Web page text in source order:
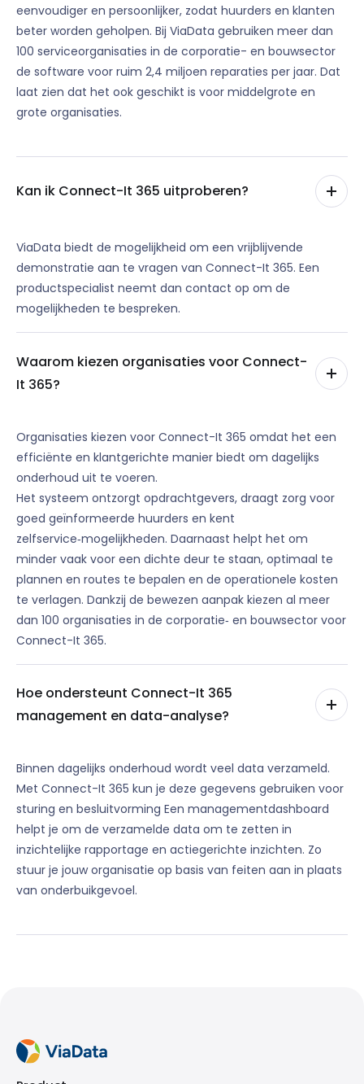
eenvoudiger en persoonlijker, zodat huurders en klanten
beter worden geholpen. Bij ViaData gebruiken meer dan
100 serviceorganisaties in de corporatie- en bouwsector
de software voor ruim 2,4 miljoen reparaties per jaar. Dat
laat zien dat het ook geschikt is voor middelgrote en
grote organisaties.
Kan ik Connect-It 365 uitproberen?
ViaData biedt de mogelijkheid om een vrijblijvende
demonstratie aan te vragen van Connect-It 365. Een
productspecialist neemt dan contact op om de
mogelijkheden te bespreken.
Waarom kiezen organisaties voor Connect-
It 365?
Organisaties kiezen voor Connect-It 365 omdat het een
efficiënte en klantgerichte manier biedt om dagelijks
onderhoud uit te voeren.
Het systeem ontzorgt opdrachtgevers, draagt zorg voor
goed geïnformeerde huurders en kent
zelfservice‑mogelijkheden. Daarnaast helpt het om
minder vaak voor een dichte deur te staan, optimaal te
plannen en routes te bepalen en de operationele kosten
te verlagen. Dankzij de bewezen aanpak kiezen al meer
dan 100 organisaties in de corporatie‑ en bouwsector voor
Connect-It 365.
Hoe ondersteunt Connect-It 365
management en data-analyse?
Binnen dagelijks onderhoud wordt veel data verzameld.
Met Connect-It 365 kun je deze gegevens gebruiken voor
sturing en besluitvorming Een managementdashboard
helpt je om de verzamelde data om te zetten in
inzichtelijke rapportage en actiegerichte inzichten. Zo
stuur je jouw organisatie op basis van feiten aan in plaats
van onderbuikgevoel.